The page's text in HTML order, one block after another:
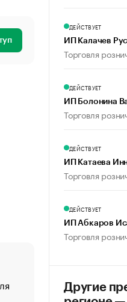
«От спорта тело
создавшей GTA
ДЕЙСТВУЕТ
ИП Калачев
Торговля
ДЕЙСТВУЕТ
ИП Болонина
Торговля
ДЕЙСТВУЕТ
ИП Катаева
Торговля
ДЕЙСТВУЕТ
ИП Абкаров
Торговля
Другие